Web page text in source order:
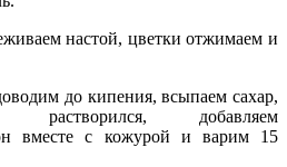
настой, цветки отжимаем и
до кипения, всыпаем сахар,
растворился, добавляем
вместе с кожурой и варим 15